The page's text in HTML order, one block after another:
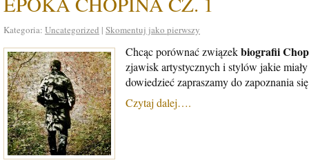
Kategoria: Uncategorized | Skomentuj jako pierwszy
Chcąc porównać związekbiografii
zjawisk artystycznych i stylów jakie
dowiedzieć zapraszamy do zapoznania
Czytaj dalej….